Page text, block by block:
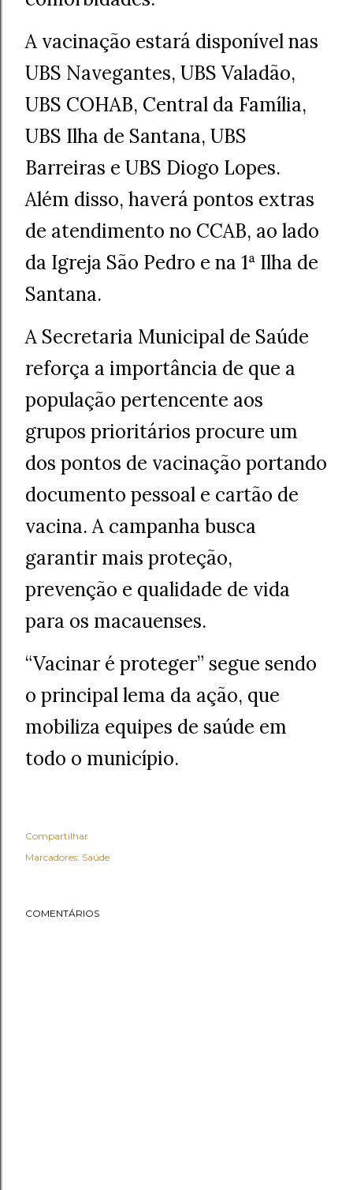
A vacinação estará disponível nas
UBS Navegantes, UBS Valadão,
UBS COHAB, Central da Família,
UBS Ilha de Santana, UBS
Barreiras e UBS Diogo Lopes.
Além disso, haverá pontos extras
de atendimento no CCAB, ao lado
da Igreja São Pedro e na 1ª Ilha de
Santana.
A Secretaria Municipal de Saúde
reforça a importância de que a
população pertencente aos
grupos prioritários procure um
dos pontos de vacinação portando
documento pessoal e cartão de
vacina. A campanha busca
garantir mais proteção,
prevenção e qualidade de vida
para os macauenses.
“Vacinar é proteger” segue sendo
o principal lema da ação, que
mobiliza equipes de saúde em
todo o município.
Compartilhar
Marcadores: Saúde
COMENTÁRIOS